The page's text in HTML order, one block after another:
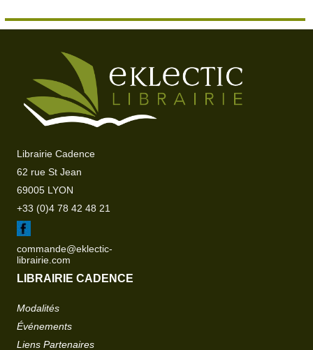
Librairie Cadence
62 rue St Jean
69005 LYON
+33 (0)4 78 42 48 21
commande@eklectic-
librairie.com
LIBRAIRIE CADENCE
Modalités
Événements
Liens Partenaires